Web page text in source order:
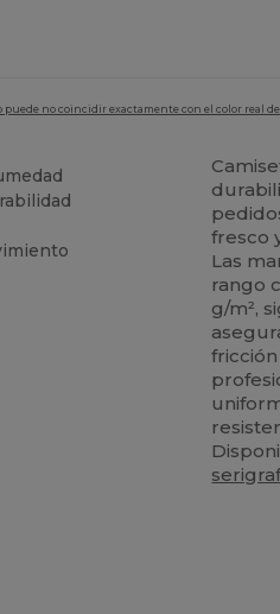
no coincidir exactamente con el color real
fresco
Las
rango
g/m²,